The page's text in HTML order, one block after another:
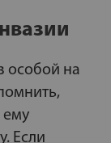
особой на
ему
Если